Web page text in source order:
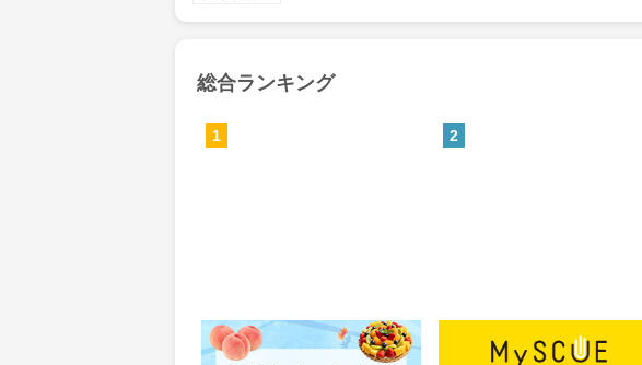
総合ランキング
Yahoo!ショッピング(ヤフー シ
ョッピング)
1
MySCUE（マイスキュー）
2